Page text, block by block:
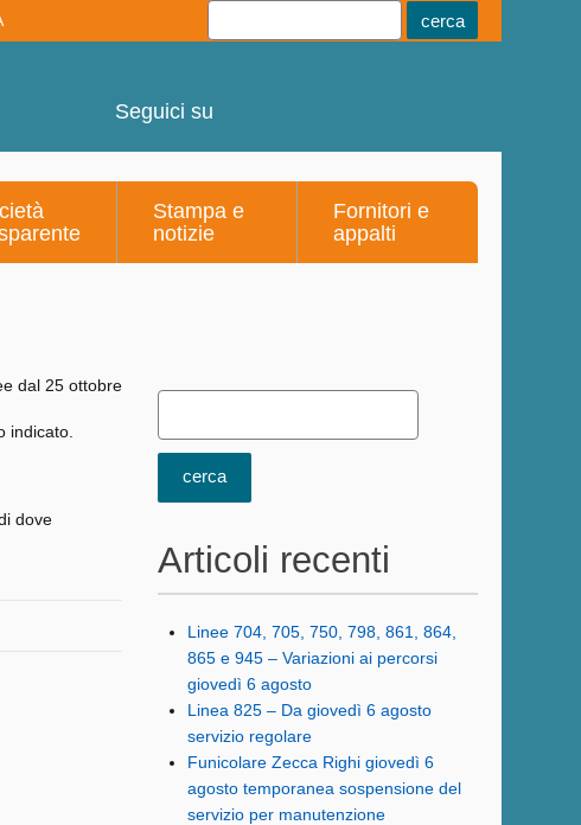
Seguici su
Stampa e
notizie
Fornitori e
appalti
indicato.
dove
Articoli recenti
Linee 704, 705, 750, 798, 861, 864,
865 e 945 – Variazioni ai percorsi
giovedì 6 agosto
Linea 825 – Da giovedì 6 agosto
servizio regolare
Funicolare Zecca Righi giovedì 6
agosto temporanea sospensione del
servizio per manutenzione